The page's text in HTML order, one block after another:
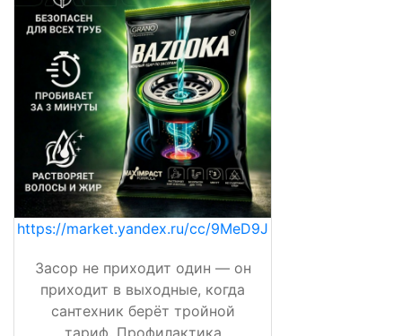
https://market.yandex.ru/cc/9MeD9J
Засор не приходит один — он
приходит в выходные, когда
сантехник берёт тройной
тариф. Профилактика